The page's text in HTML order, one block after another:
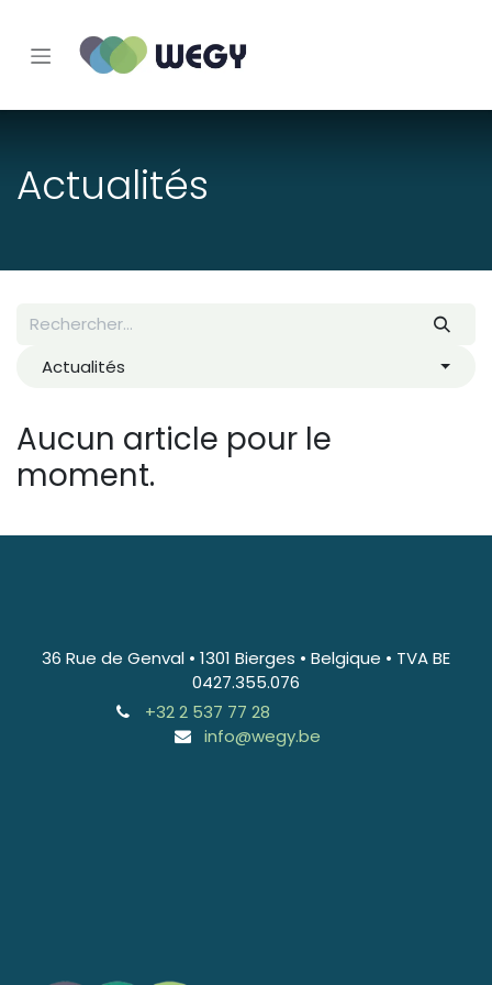
Actualités
Actualités
Aucun article pour le
moment.
36 Rue de Genval • 1301 Bierges • Belgique • TVA BE
0427.355.076
+32 2 537 77 28
info@wegy.be